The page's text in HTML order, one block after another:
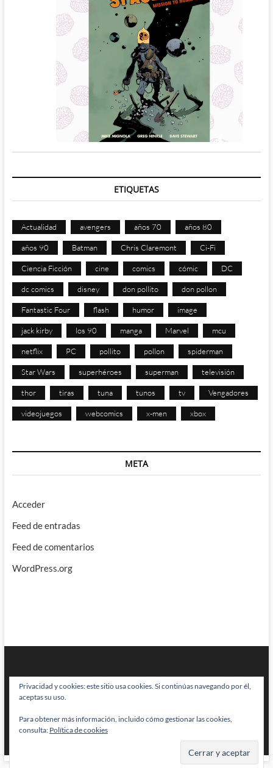
ETIQUETAS
Actualidad avengers años 70 años 80
años 90 Batman Chris Claremont Ci-Fi
Ciencia Ficción cine comics cómic DC
dc comics disney don pollito don pollon
Fantastic Four flash humor image
jack kirby los 90 manga Marvel mcu
netflix PC pollito pollon spiderman
Star Wars superhéroes superman televisión
thor tiras tuna tunos tv Vengadores
videojuegos webcomics x-men xbox
META
Acceder
Feed de entradas
Feed de comentarios
WordPress.org
BRAINSTOMPING| Diseñado por:Theme Freesia|WordPress| © Todos
los derechos reservados
Privacidad y cookies: este sitio usa cookies. Si continúas navegando por él,
aceptas su uso.
Para obtener más información, incluido cómo gestionar las cookies,
consulta: Política de cookies